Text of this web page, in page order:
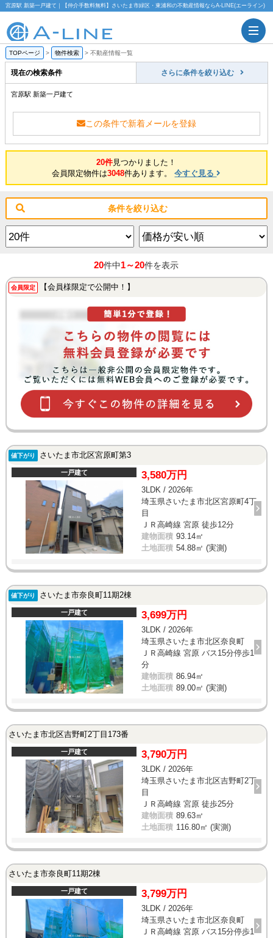
宮原駅 新築一戸建て｜【仲介手数料無料】さいたま市緑区・東浦和の不動産情報ならA-LINE(エーライン)
TOPページ > 物件検索 > 不動産情報一覧
現在の検索条件 さらに条件を絞り込む
宮原駅 新築一戸建て
この条件で新着メールを登録
20件見つかりました！
会員限定物件は3048件あります。今すぐ見る
条件を絞り込む
20件中1～20件を表示
会員限定 【会員様限定で公開中！】
値下がり さいたま市北区宮原町第3
一戸建て 3,580万円
3LDK / 2026年
埼玉県さいたま市北区宮原町4丁
目
ＪＲ高崎線 宮原 徒歩12分
建物面積 93.14㎡
土地面積 54.88㎡ (実測)
値下がり さいたま市奈良町11期2棟
一戸建て 3,699万円
3LDK / 2026年
埼玉県さいたま市北区奈良町
ＪＲ高崎線 宮原 バス15分停歩1
分
建物面積 86.94㎡
土地面積 89.00㎡ (実測)
さいたま市北区吉野町2丁目173番
一戸建て 3,790万円
3LDK / 2026年
埼玉県さいたま市北区吉野町2丁
目
ＪＲ高崎線 宮原 徒歩25分
建物面積 89.63㎡
土地面積 116.80㎡ (実測)
さいたま市奈良町11期2棟
一戸建て 3,799万円
3LDK / 2026年
埼玉県さいたま市北区奈良町
ＪＲ高崎線 宮原 バス15分停歩1